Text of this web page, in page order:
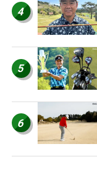
4
5
6